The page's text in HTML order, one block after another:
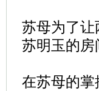
苏母为了
苏明玉的房
在苏母的